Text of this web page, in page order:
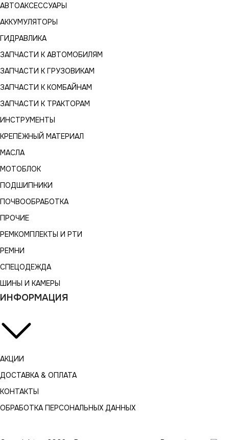
АВТОАКСЕССУАРЫ
АККУМУЛЯТОРЫ
ГИДРАВЛИКА
ЗАПЧАСТИ К АВТОМОБИЛЯМ
ЗАПЧАСТИ К ГРУЗОВИКАМ
ЗАПЧАСТИ К КОМБАЙНАМ
ЗАПЧАСТИ К ТРАКТОРАМ
ИНСТРУМЕНТЫ
КРЕПЁЖНЫЙ МАТЕРИАЛ
МАСЛА
МОТОБЛОК
ПОДШИПНИКИ
ПОЧВООБРАБОТКА
ПРОЧИЕ
РЕМКОМПЛЕКТЫ И РТИ
РЕМНИ
СПЕЦОДЕЖДА
ШИНЫ И КАМЕРЫ
ИНФОРМАЦИЯ
АКЦИИ
ДОСТАВКА & ОПЛАТА
КОНТАКТЫ
ОБРАБОТКА ПЕРСОНАЛЬНЫХ ДАННЫХ